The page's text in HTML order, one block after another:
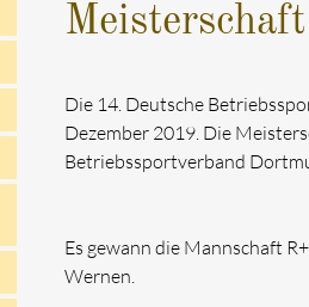
Meisterschaft
Die 14. Deutsche
Dezember 2019. Die
Betriebssportverband
Es gewann die Mannschaft
Wernen.